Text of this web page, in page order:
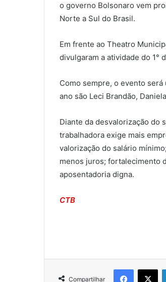
o governo Bolsonaro vem
Norte a Sul do Brasil.
Em frente ao Theatro
divulgaram a atividade do 1°
Como sempre, o evento
ano são Leci Brandão,
Diante da desvalorização do
trabalhadora exige mais
valorização do salário
menos juros; fortalecimento
aposentadoria digna.
CTB
Compartilhar